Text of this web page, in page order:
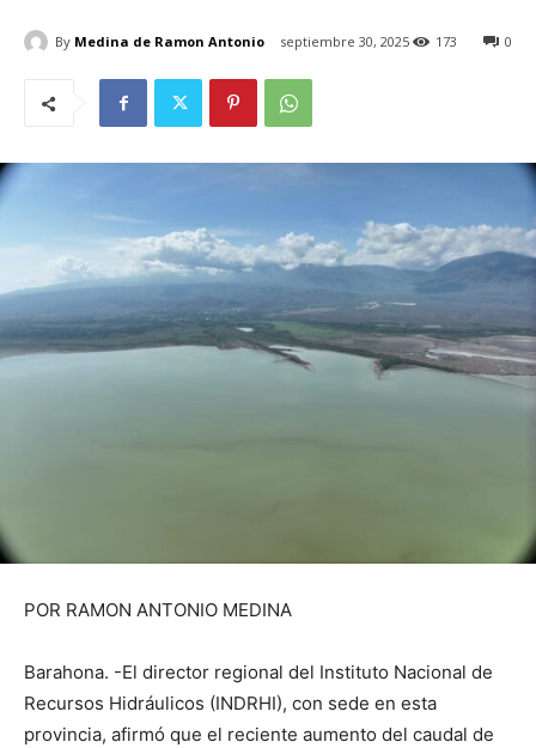
By Medina de Ramon Antonio septiembre 30, 2025 0
173
POR RAMON ANTONIO MEDINA
Barahona. -El director regional del Instituto Nacional de
Recursos Hidráulicos (INDRHI), con sede en esta
provincia, afirmó que el reciente aumento del caudal de